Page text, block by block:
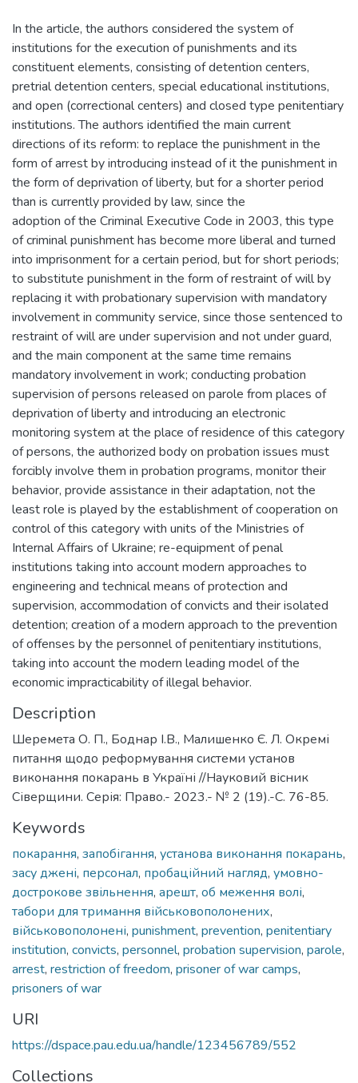
In the article, the authors considered the system of
institutions for the execution of punishments and its
constituent elements, consisting of detention centers,
pretrial detention centers, special educational institutions,
and open (correctional centers) and closed type penitentiary
institutions. The authors identified the main current
directions of its reform: to replace the punishment in the
form of arrest by introducing instead of it the punishment in
the form of deprivation of liberty, but for a shorter period
than is currently provided by law, since the
adoption of the Criminal Executive Code in 2003, this type
of criminal punishment has become more liberal and turned
into imprisonment for a certain period, but for short periods;
to substitute punishment in the form of restraint of will by
replacing it with probationary supervision with mandatory
involvement in community service, since those sentenced to
restraint of will are under supervision and not under guard,
and the main component at the same time remains
mandatory involvement in work; conducting probation
supervision of persons released on parole from places of
deprivation of liberty and introducing an electronic
monitoring system at the place of residence of this category
of persons, the authorized body on probation issues must
forcibly involve them in probation programs, monitor their
behavior, provide assistance in their adaptation, not the
least role is played by the establishment of cooperation on
control of this category with units of the Ministries of
Internal Affairs of Ukraine; re-equipment of penal
institutions taking into account modern approaches to
engineering and technical means of protection and
supervision, accommodation of convicts and their isolated
detention; creation of a modern approach to the prevention
of offenses by the personnel of penitentiary institutions,
taking into account the modern leading model of the
economic impracticability of illegal behavior.
Description
Шеремета О. П., Боднар І.В., Малишенко Є. Л. Окремі
питання щодо реформування системи установ
виконання покарань в Україні //Науковий вісник
Сіверщини. Серія: Право.- 2023.- № 2 (19).-С. 76-85.
Keywords
покарання, запобігання, установа виконання покарань,
засу джені, персонал, пробаційний нагляд, умовно-
дострокове звільнення, арешт, об меження волі,
табори для тримання військовополонених,
військовополонені, punishment, prevention, penitentiary
institution, convicts, personnel, probation supervision, parole,
arrest, restriction of freedom, prisoner of war camps,
prisoners of war
URI
https://dspace.pau.edu.ua/handle/123456789/552
Collections